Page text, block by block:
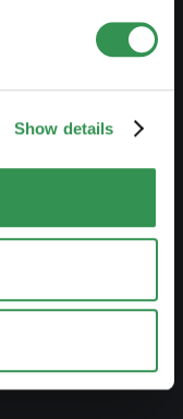
Show details